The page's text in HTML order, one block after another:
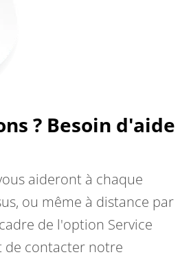
? Besoin d'aide
aideront à chaque
ou même à distance par
de l'option Service
de contacter notre